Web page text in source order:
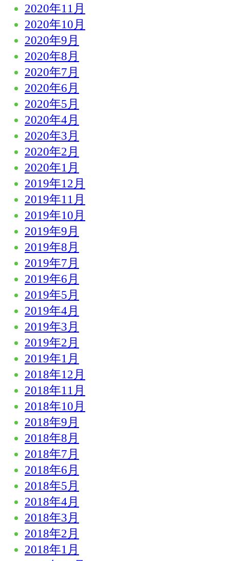
2020年11月
2020年10月
2020年9月
2020年8月
2020年7月
2020年6月
2020年5月
2020年4月
2020年3月
2020年2月
2020年1月
2019年12月
2019年11月
2019年10月
2019年9月
2019年8月
2019年7月
2019年6月
2019年5月
2019年4月
2019年3月
2019年2月
2019年1月
2018年12月
2018年11月
2018年10月
2018年9月
2018年8月
2018年7月
2018年6月
2018年5月
2018年4月
2018年3月
2018年2月
2018年1月